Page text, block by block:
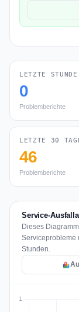
LETZTE STUNDE
0
Problemberichte
LETZTE 30
46
Problemberichte
Service-
Dieses
Serviceprobleme
Stunden.